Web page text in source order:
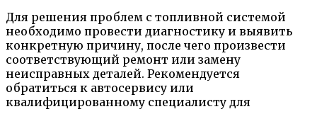
Для решения проблем с топливной системой
необходимо провести диагностику и выявить
конкретную причину, после чего произвести
соответствующий ремонт или замену
неисправных деталей. Рекомендуется
обратиться к автосервису или
квалифицированному специалисту для